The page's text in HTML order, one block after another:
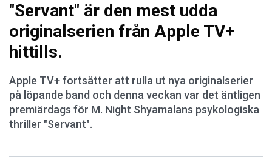
"Servant" är den mest udda
originalserien från Apple TV+
hittills.
Apple TV+ fortsätter att rulla ut nya originalserier
på löpande band och denna veckan var det äntligen
premiärdags för M. Night Shyamalans psykologiska
thriller "Servant".